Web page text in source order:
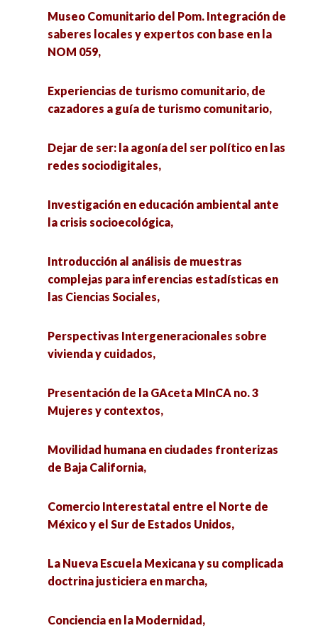
Seminario Interinstitucional Memoria y Archivos
de Mujeres,
Museo Comunitario del Pom. Integración de
saberes locales y expertos con base en la NOM
Experiencias de turismo comunitario, de
Dejar de ser: la agonía del ser político en las
Riesgos en la adolescencia: Prevención y
desafíos de intervención,
Perspectivas Intergeneracionales sobre
vivienda y cuidados,
A regional analysis of the impact of
remittances on health expenditures: evidence
Fomento a la cultura de la paz en México,
Jóvenes en transparencia,
Feminismos multidisciplinarios,
Carl Marx y las Ciencias Sociales, una obra
Presentación de la GAceta MInCA no. 3 Mujeres
y contextos,
Movilidad humana en ciudades fronterizas de
Baja California,
Conversatorio Intergeneracional Mujeres en la
Ciencia,
Caminos andados y por andar: perspectivas de
la Antropología Histórica en el siglo XXI,
La democracia liberal: los clásicos en el debate
la frontera. 10 años de la Maestría en Trabajo
Social de la UACJ,
Acompañamiento psicológico en la formación
académica de Psicología,
Iknalo’ob y Conocimientos: Encuentro de
Ciencias Sociales e Interculturalidad,
Perspectivas metodológicas de la
investigación: diseños cualitativos,
cuantitativos y mixtos aplicados en las ciencias
Agua y sociedad: retos y perspectivas desde las
Museo Comunitario del Pom. Integración de
saberes locales y expertos con base en la
NOM 059,
Experiencias de turismo comunitario, de
cazadores a guía de turismo comunitario,
Dejar de ser: la agonía del ser político en las
redes sociodigitales,
Investigación en educación ambiental ante
la crisis socioecológica,
Introducción al análisis de muestras
complejas para inferencias estadísticas en
las Ciencias Sociales,
Perspectivas Intergeneracionales sobre
vivienda y cuidados,
Presentación de la GAceta MInCA no. 3
Mujeres y contextos,
Movilidad humana en ciudades fronterizas
de Baja California,
Comercio Interestatal entre el Norte de
México y el Sur de Estados Unidos,
La Nueva Escuela Mexicana y su complicada
doctrina justiciera en marcha,
Conciencia en la Modernidad,